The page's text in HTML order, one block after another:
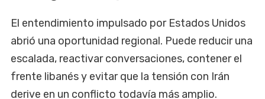
El entendimiento impulsado por Estados Unidos
abrió una oportunidad regional. Puede reducir una
escalada, reactivar conversaciones, contener el
frente libanés y evitar que la tensión con Irán
derive en un conflicto todavía más amplio.